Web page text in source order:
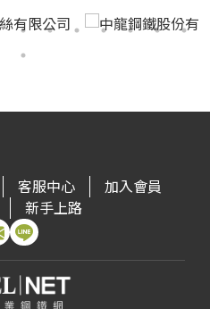
客服中心
加入會員
新手上路